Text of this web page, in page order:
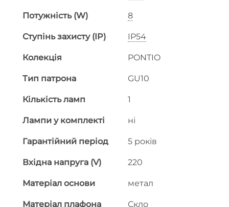
Потужність (W) 8
Ступінь захисту (IP) IP54
Колекція PONTIO
Тип патрона GU10
Кількість ламп 1
Лампи у комплекті ні
Гарантійний період 5 років
Вхідна напруга (V) 220
Матеріал основи метал
Матеріал плафона Скло